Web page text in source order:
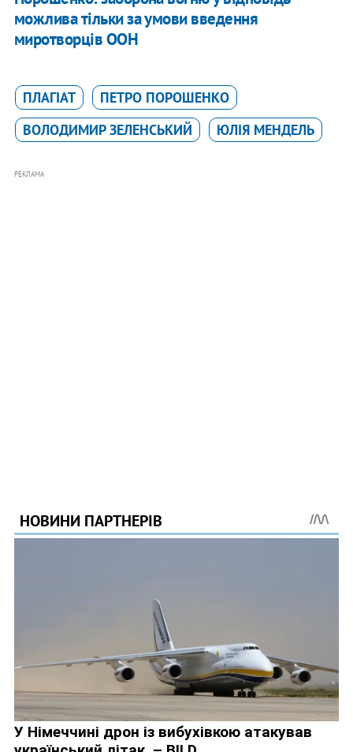
можлива тільки за умови введення
миротворців ООН
ПЛАГІАТ
ПЕТРО ПОРОШЕНКО
ВОЛОДИМИР ЗЕЛЕНСЬКИЙ
ЮЛІЯ МЕНДЕЛЬ
РЕКЛАМА